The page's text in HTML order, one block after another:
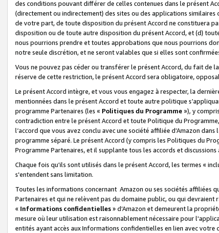
des conditions pouvant différer de celles contenues dans le présent
(directement ou indirectement) des sites ou des applications
de votre part, de toute disposition du présent Accord ne constituera
disposition ou de toute autre disposition du présent Accord, et (d)
nous pourrions prendre et toutes approbations que nous pourrions
notre seule discrétion, et ne seront valables que si elles sont
Vous ne pouvez pas céder ou transférer le présent Accord, du fait de
réserve de cette restriction, le présent Accord sera obligatoire,
Le présent Accord intègre, et vous vous engagez à respecter, la
mentionnées dans le présent Accord et toute autre politique
programme Partenaires (les « Politiques du Programme »), y
contradiction entre le présent Accord et toute Politique du
l’accord que vous avez conclu avec une société affiliée d’Amazon
programme séparé. Le présent Accord (y compris les Politiques du
Programme Partenaires, et il supplante tous les accords et discussions
Chaque fois qu’ils sont utilisés dans le présent Accord, les termes «
s'entendent sans limitation.
Toutes les informations concernant Amazon ou ses sociétés affiliées
Partenaires et qui ne relèvent pas du domaine public, ou qui
« Informations confidentielles» d’Amazon et demeurent la
mesure où leur utilisation est raisonnablement nécessaire pour
entités ayant accès aux Informations confidentielles en lien avec